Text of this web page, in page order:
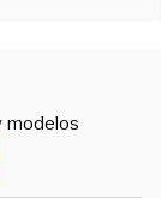
modelos